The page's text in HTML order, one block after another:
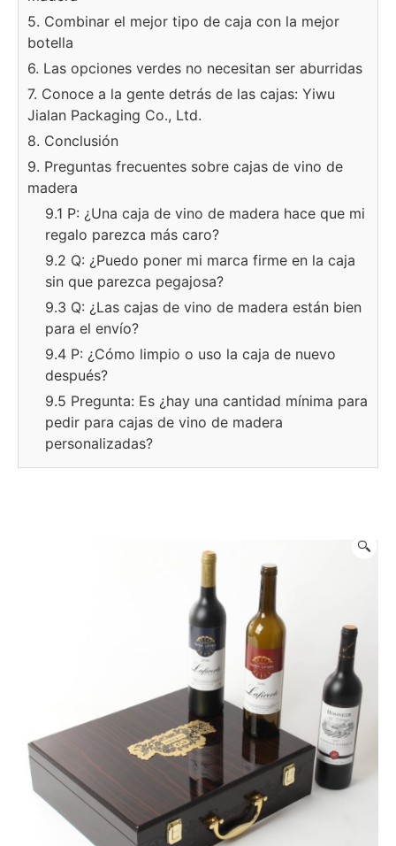
5. Combinar el mejor tipo de caja con la mejor
botella
6. Las opciones verdes no necesitan ser aburridas
7. Conoce a la gente detrás de las cajas: Yiwu
Jialan Packaging Co., Ltd.
8. Conclusión
9. Preguntas frecuentes sobre cajas de vino de
madera
9.1 P: ¿Una caja de vino de madera hace que mi
regalo parezca más caro?
9.2 Q: ¿Puedo poner mi marca firme en la caja
sin que parezca pegajosa?
9.3 Q: ¿Las cajas de vino de madera están bien
para el envío?
9.4 P: ¿Cómo limpio o uso la caja de nuevo
después?
9.5 Pregunta: Es ¿hay una cantidad mínima para
pedir para cajas de vino de madera
personalizadas?